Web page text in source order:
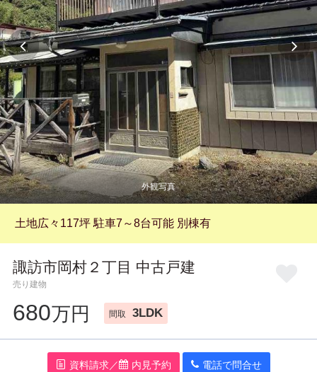
解約のお申込み
企業情報
お問い合わせ
お気に入り 閲覧履歴
ト
セ
ン
タ
ー
土地広々117坪 駐車7～8台可能 別棟有
諏訪市岡村２丁目 中古戸建
売り建物
680万円 間取 3LDK
資料請求／ 内見予約 電話で問合せ